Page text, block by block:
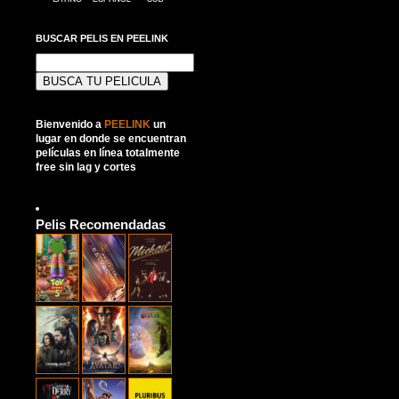
BUSCAR PELIS EN PEELINK
Bienvenido a PEELINK un
lugar en donde se encuentran
películas en línea totalmente
free sin lag y cortes
Pelis Recomendadas